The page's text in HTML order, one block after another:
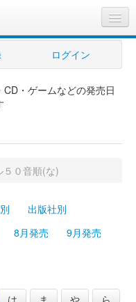
ログイン
・ゲームなどの発売日
５０音順(な)
出版社別
8月発売
9月発売
は
ま
や
ら